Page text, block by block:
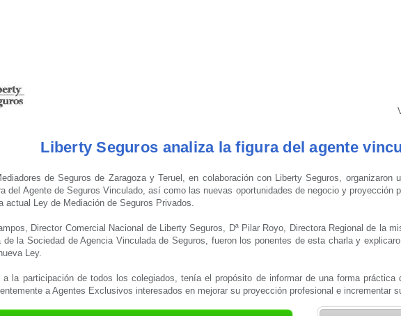
Liberty Seguros analiza la figura del agente
de Seguros de Zaragoza y Teruel, en colaboración con Liberty Seguros, organizaron
del Agente de Seguros Vinculado, así como las nuevas oportunidades de negocio y proyección
actual Ley de Mediación de Seguros Privados.
Director Comercial Nacional de Liberty Seguros, Dª Pilar Royo, Directora Regional de la
de la Sociedad de Agencia Vinculada de Seguros, fueron los ponentes de esta charla y
Ley.
a la participación de todos los colegiados, tenía el propósito de informar de una forma práctica
a Agentes Exclusivos interesados en mejorar su proyección profesional e incrementar